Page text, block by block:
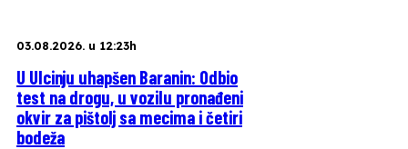
03.08.2026. u 12:23h
U Ulcinju uhapšen Baranin: Odbio
test na drogu, u vozilu pronađeni
okvir za pištolj sa mecima i četiri
bodeža